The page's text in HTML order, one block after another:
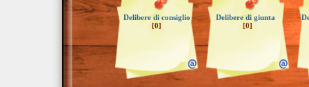
Delibere di consiglio
[0]
Delibere di giunta
[0]